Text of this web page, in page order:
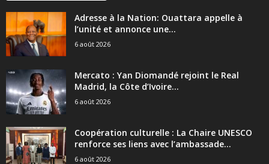
Adresse à la Nation: Ouattara appelle à
l’unité et annonce une...
6 août 2026
Mercato : Yan Diomandé rejoint le Real
Madrid, la Côte d’Ivoire...
6 août 2026
Coopération culturelle : La Chaire UNESCO
renforce ses liens avec l’ambassade...
6 août 2026